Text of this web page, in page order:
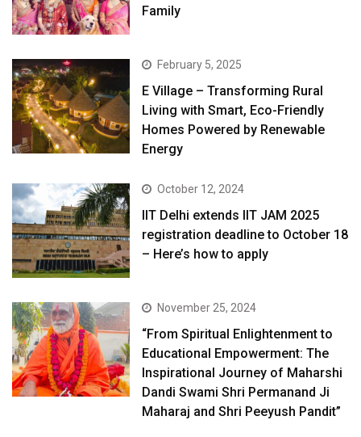
Family
February 5, 2025
E Village – Transforming Rural
Living with Smart, Eco-Friendly
Homes Powered by Renewable
Energy
October 12, 2024
IIT Delhi extends IIT JAM 2025
registration deadline to October 18
– Here’s how to apply
November 25, 2024
“From Spiritual Enlightenment to
Educational Empowerment: The
Inspirational Journey of Maharshi
Dandi Swami Shri Permanand Ji
Maharaj and Shri Peeyush Pandit”